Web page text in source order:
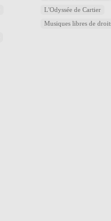
L'Odyssée de Cartier
Musiques libres de